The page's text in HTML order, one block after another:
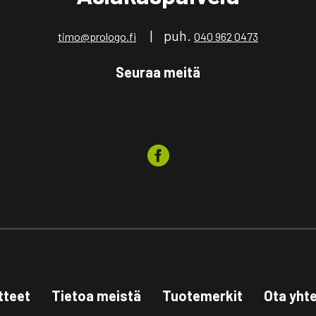
timo@prologo.fi | puh. 040 962 0473
Seuraa meitä
Tietoa meistä Tuotemerkit Ota